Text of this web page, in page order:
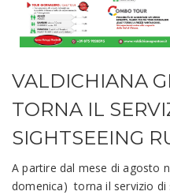
VALDICHIANA
TORNA IL
SIGHTSEEING
A partire dal mese di agosto
domenica) torna il servizio